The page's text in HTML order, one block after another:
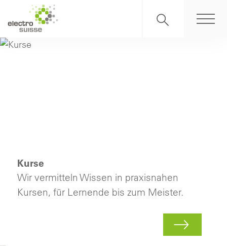
Kurse
Wir vermitteln Wissen in praxisnahen
Kursen, für Lernende bis zum Meister.